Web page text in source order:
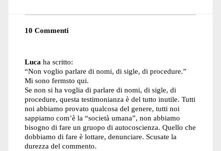
10 Commenti
Luca ha scritto:
“Non voglio parlare di nomi, di sigle, di procedure.”
Mi sono fermsto qui.
Se non si ha voglia di parlare di nomi, di sigle, di
procedure, questa testimonianza è del tutto inutile. Tutti
noi abbiamo provato qualcosa del genere, tutti noi
sappiamo com’è la “società umana”, non abbiamo
bisogno di fare un gruopo di autocoscienza. Quello che
dobbiamo di fare è lottare, denunciare. Scusate la
durezza del commento.